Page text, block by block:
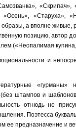
«Осень», «Старуха»,
а вполне живые,
позицию, автор
(«Неопалимая
и
штампов и
отнюдь не
Поэтесса
ее предназначение и